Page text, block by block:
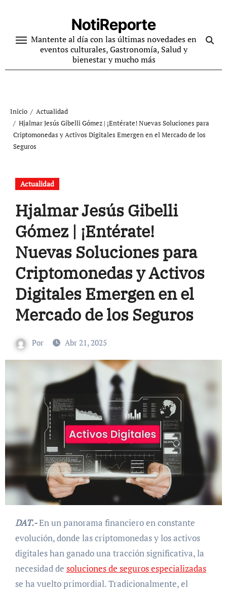
contenido
NotiReporte
Mantente al día con las últimas novedades en
eventos culturales, Gastronomía, Salud y
bienestar y mucho más
Inicio
Actualidad
Hjalmar Jesús Gibelli Gómez | ¡Entérate! Nuevas Soluciones para
Criptomonedas y Activos Digitales Emergen en el Mercado de los
Seguros
Actualidad
Hjalmar Jesús Gibelli
Gómez | ¡Entérate!
Nuevas Soluciones para
Criptomonedas y Activos
Digitales Emergen en el
Mercado de los Seguros
Por Abr 21, 2025
DAT.-En un panorama financiero en constante
evolución, donde las criptomonedas y los activos
digitales han ganado una tracción significativa, la
necesidad de soluciones de seguros especializadas
se ha vuelto primordial. Tradicionalmente, el